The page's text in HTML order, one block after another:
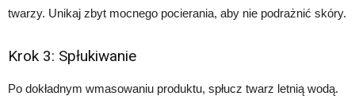
twarzy. Unikaj zbyt mocnego pocierania, aby nie podrażnić skóry.
Krok 3: Spłukiwanie
Po dokładnym wmasowaniu produktu, spłucz twarz letnią wodą.